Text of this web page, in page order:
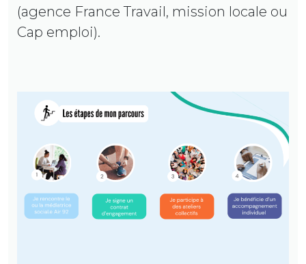
(agence France Travail, mission locale ou
Cap emploi).